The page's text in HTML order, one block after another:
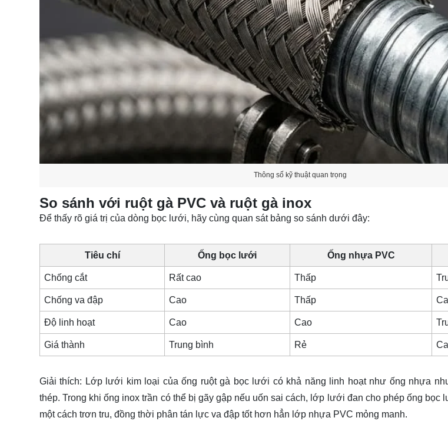
Thông số kỹ thuật quan trọng
So sánh với ruột gà PVC và ruột gà inox
Để thấy rõ giá trị của dòng bọc lưới, hãy cùng quan sát bảng so sánh dưới đây:
Tiêu chí Ống bọc lưới Ống nhựa PVC
Chống cắt Rất cao Thấp
Chống va đập Cao Thấp
Độ linh hoạt Cao Cao
Giá thành Trung bình Rẻ
Giải thích: Lớp lưới kim loại của ống ruột gà bọc lưới có khả năng linh hoạt như ống nhựa
thép. Trong khi ống inox trần có thể bị gãy gập nếu uốn sai cách, lớp lưới đan cho phép ống bọc
một cách trơn tru, đồng thời phân tán lực va đập tốt hơn hẳn lớp nhựa PVC mỏng manh.